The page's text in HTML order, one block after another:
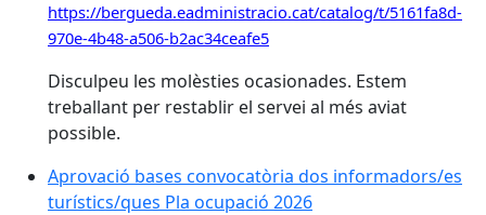
https://bergueda.eadministracio.cat/catalog/t/5161fa8d-
970e-4b48-a506-b2ac34ceafe5
Disculpeu les molèsties ocasionades. Estem
treballant per restablir el servei al més aviat
possible.
Aprovació bases convocatòria dos informadors/es
turístics/ques Pla ocupació 2026